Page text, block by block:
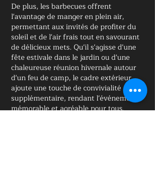
De plus, les barbecues offrent
l'avantage de manger en plein air,
permettant aux invités de profiter du
soleil et de l'air frais tout en savourant
de délicieux mets. Qu'il s'agisse d'une
fête estivale dans le jardin ou d'une
chaleureuse réunion hivernale autour
d'un feu de camp, le cadre extérieur
ajoute une touche de convivialité
supplémentaire, rendant l'événement
mémorable et agréable pour tous.